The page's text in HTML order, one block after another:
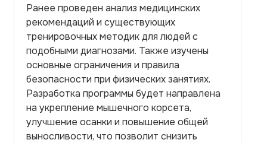
Ранее проведен анализ медицинских
рекомендаций и существующих
тренировочных методик для людей с
подобными диагнозами. Также изучены
основные ограничения и правила
безопасности при физических занятиях.
Разработка программы будет направлена
на укрепление мышечного корсета,
улучшение осанки и повышение общей
выносливости, что позволит снизить